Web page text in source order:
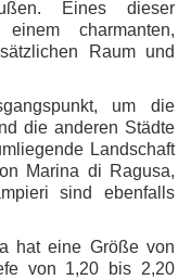
Eines dieser
charmanten,
Raum und
um die
die anderen Städte
Landschaft
Marina di Ragusa,
sind ebenfalls
hat eine Größe von
von 1,20 bis 2,20